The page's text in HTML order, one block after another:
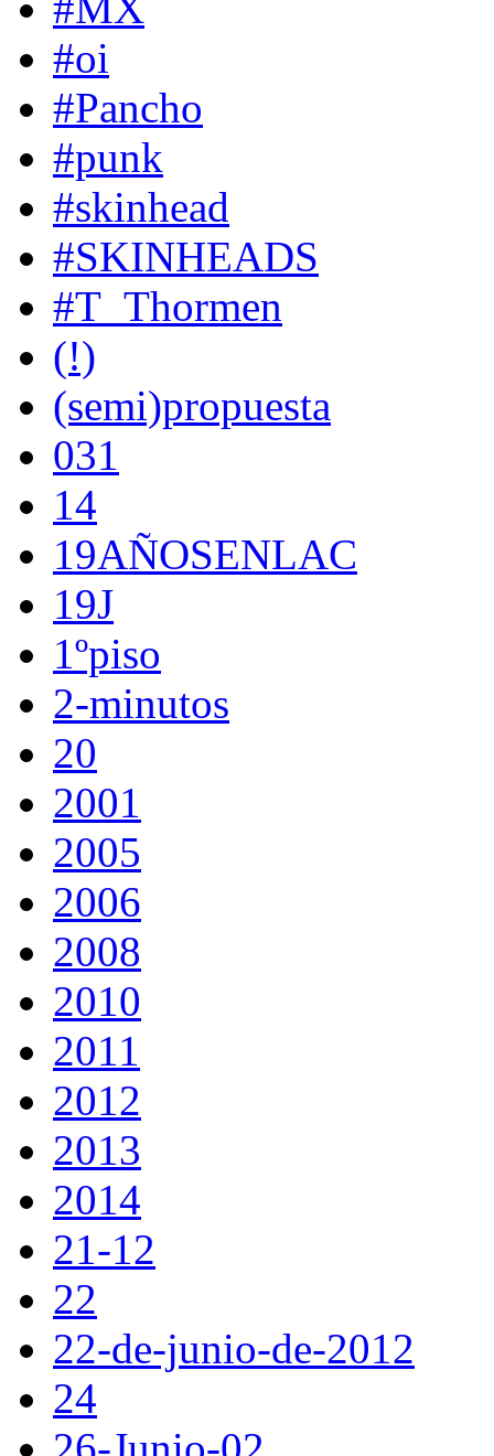
#oi
#Pancho
#punk
#skinhead
#SKINHEADS
#T_Thormen
(!)
(semi)propuesta
031
14
19AÑOSENLAC
19J
1ºpiso
2-minutos
20
2001
2005
2006
2008
2010
2011
2012
2013
2014
21-12
22
22-de-junio-de-2012
24